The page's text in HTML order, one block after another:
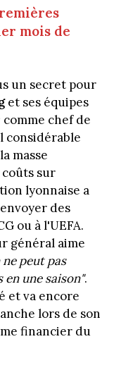
mois de
un secret pour
et ses équipes
comme chef de
considérable
masse
sur
lyonnaise a
des
ou à l'UEFA.
général aime
ne peut pas
une saison".
et va encore
lors de son
financier du